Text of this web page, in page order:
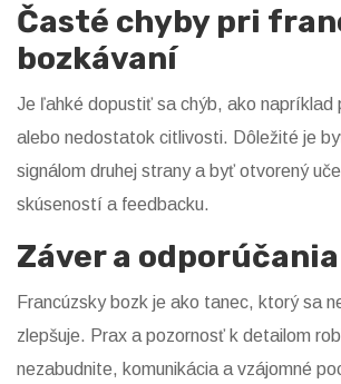
Časté chyby pri
bozkávaní
Je ľahké dopustiť sa chýb, ako napríklad
alebo nedostatok citlivosti. Dôležité je
signálom druhej strany a byť otvorený
skúseností a feedbacku.
Záver a odporúčania
Francúzsky bozk je ako tanec, ktorý sa
zlepšuje. Prax a pozornosť k detailom
nezabudnite, komunikácia a vzájomné